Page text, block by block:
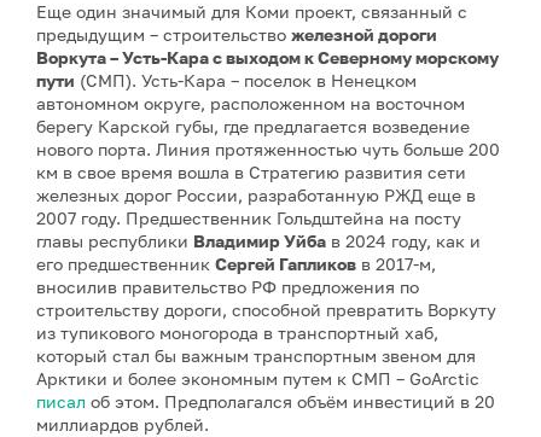
Еще один значимый для Коми проект, связанный с
предыдущим – строительство железной дороги
Воркута – Усть-Кара с выходом к Северному морскому
пути (СМП). Усть-Кара – поселок в Ненецком
автономном округе, расположенном на восточном
берегу Карской губы, где предлагается возведение
нового порта. Линия протяженностью чуть больше 200
км в свое время вошла в Стратегию развития сети
железных дорог России, разработанную РЖД еще в
2007 году. Предшественник Гольдштейна на посту
главы республики Владимир Уйба в 2024 году, как и
его предшественник Сергей Гапликов в 2017-м,
вносилив правительство РФ предложения по
строительству дороги, способной превратить Воркуту
из тупикового моногорода в транспортный хаб,
который стал бы важным транспортным звеном для
Арктики и более экономным путем к СМП – GoArctic
писал об этом. Предполагался объём инвестиций в 20
миллиардов рублей.